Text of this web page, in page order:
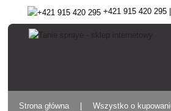
+421 915 420 295
Strona główna Wszystko o